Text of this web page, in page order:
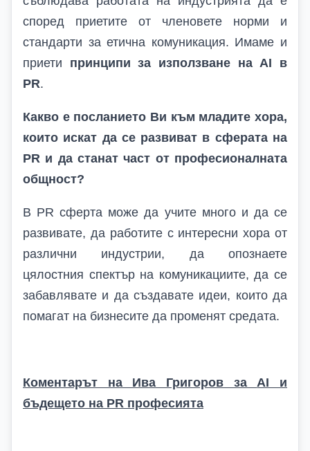
според приетите от членовете норми и
стандарти за етична комуникация. Имаме и
приети
принципи за използване наAI в
PR.
Какво е посланието Ви към младите хора,
които искат да се развиват в сферата на
PR и да станат част от професионалната
общност?
В PR сферта може да учите много и да се
развивате, да работите с интересни хора от
различни индустрии, да опознаете
цялостния спектър на комуникациите, да се
забавлявате и да създавате идеи, които да
помагат на бизнесите да променят средата.
Коментарът на Ива Григоров заAI и
бъдещето на PR професията